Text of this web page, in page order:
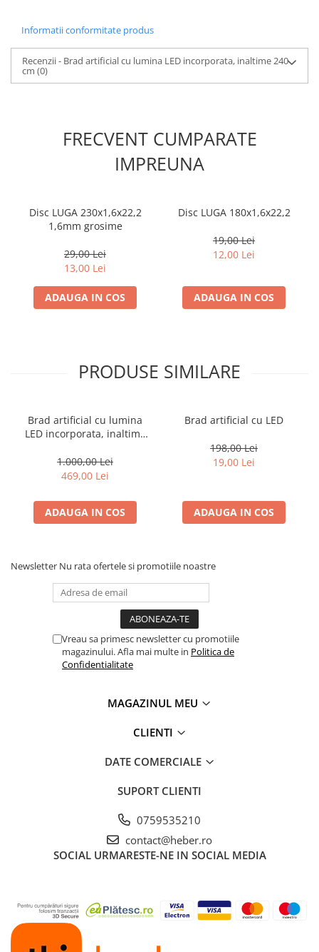
Informatii conformitate produs
Recenzii - Brad artificial cu lumina LED incorporata, inaltime 240
cm (0)
FRECVENT CUMPARATE
IMPREUNA
Disc LUGA 230x1,6x22,2
1,6mm grosime
29,00 Lei
13,00 Lei
ADAUGA IN COS
Disc LUGA 180x1,6x22,2
19,00 Lei
12,00 Lei
ADAUGA IN COS
PRODUSE SIMILARE
Brad artificial cu lumina
LED incorporata, inaltime
1.000,00 Lei
469,00 Lei
ADAUGA IN COS
Brad artificial cu LED
198,00 Lei
19,00 Lei
ADAUGA IN COS
Newsletter Nu rata ofertele si promotiile noastre
Vreau sa primesc newsletter cu promotiile
magazinului. Afla mai multe in Politica de
Confidentialitate
MAGAZINUL MEU
CLIENTI
DATE COMERCIALE
SUPORT CLIENTI
0759535210
contact@heber.ro
SOCIAL URMARESTE-NE IN SOCIAL MEDIA